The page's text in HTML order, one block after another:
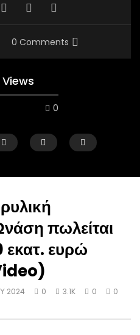
0 Comments
Views
0
Watch Later
Καλάβρυτα:
SKIATHOS CHANNEL
πωλείται
εκατ. ευρώ
2024 0 3.1K 0 0